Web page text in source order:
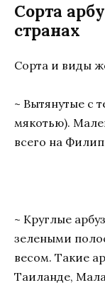
Сорта
странах
Сорта и виды
~ Вытянутые с
мякотью).
всего на
~ Круглые
зелеными
весом. Такие
Таиланде,